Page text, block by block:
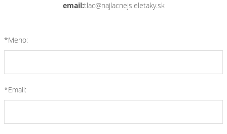
email:tlac@najlacnejsieletaky.sk
*Meno:
*Email: